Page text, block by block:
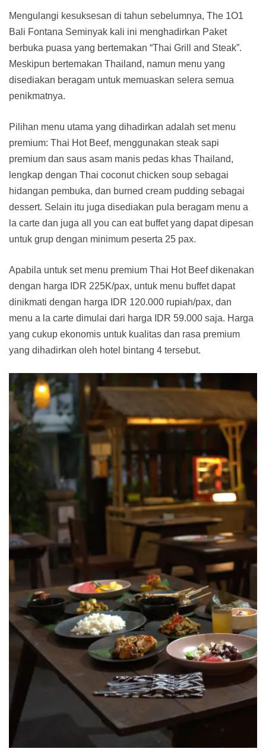
Mengulangi kesuksesan di tahun sebelumnya, The 1O1
Bali Fontana Seminyak kali ini menghadirkan Paket
berbuka puasa yang bertemakan “Thai Grill and Steak”.
Meskipun bertemakan Thailand, namun menu yang
disediakan beragam untuk memuaskan selera semua
penikmatnya.
Pilihan menu utama yang dihadirkan adalah set menu
premium: Thai Hot Beef, menggunakan steak sapi
premium dan saus asam manis pedas khas Thailand,
lengkap dengan Thai coconut chicken soup sebagai
hidangan pembuka, dan burned cream pudding sebagai
dessert. Selain itu juga disediakan pula beragam menu a
la carte dan juga all you can eat buffet yang dapat dipesan
untuk grup dengan minimum peserta 25 pax.
Apabila untuk set menu premium Thai Hot Beef dikenakan
dengan harga IDR 225K/pax, untuk menu buffet dapat
dinikmati dengan harga IDR 120.000 rupiah/pax, dan
menu a la carte dimulai dari harga IDR 59.000 saja. Harga
yang cukup ekonomis untuk kualitas dan rasa premium
yang dihadirkan oleh hotel bintang 4 tersebut.